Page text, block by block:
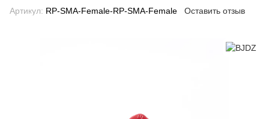
Артикул: RP-SMA-Female-RP-SMA-Female Оставить отзыв